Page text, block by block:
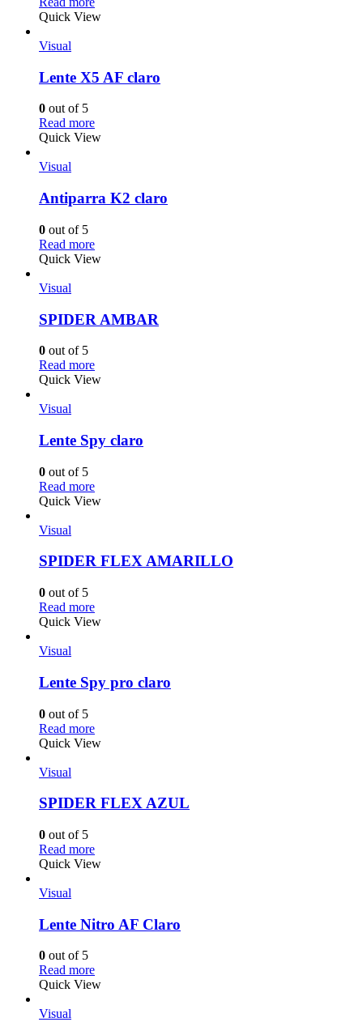
Quick View
Visual
Lente X5 AF claro
0 out of 5
Read more
Quick View
Visual
Antiparra K2 claro
0 out of 5
Read more
Quick View
Visual
SPIDER AMBAR
0 out of 5
Read more
Quick View
Visual
Lente Spy claro
0 out of 5
Read more
Quick View
Visual
SPIDER FLEX AMARILLO
0 out of 5
Read more
Quick View
Visual
Lente Spy pro claro
0 out of 5
Read more
Quick View
Visual
SPIDER FLEX AZUL
0 out of 5
Read more
Quick View
Visual
Lente Nitro AF Claro
0 out of 5
Read more
Quick View
Visual